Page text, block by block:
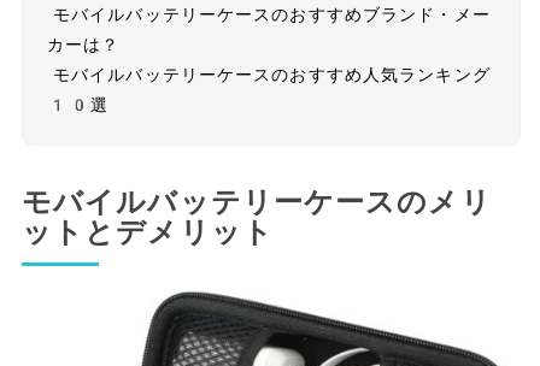
モバイルバッテリーケースのおすすめブランド・メー
カーは？
モバイルバッテリーケースのおすすめ人気ランキング
10選
モバイルバッテリーケースのメリ
ットとデメリット